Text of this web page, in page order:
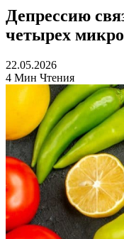
Депрессию
четырех
22.05.2026
4 Мин Чтения